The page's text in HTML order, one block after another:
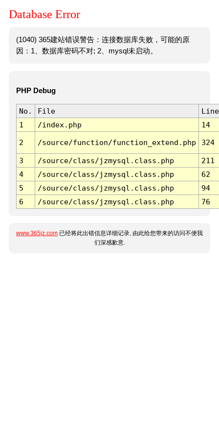
Database Error
(1040) 365建站错误警告：连接数据库失败，可能的原
因：1、数据库密码不对; 2、mysql未启动。
PHP Debug
No. File
Line
1
/index.php 14
2 /source/function/function_extend.php 324
3 /source/class/jzmysql.class.php
211
4
/source/class/jzmysql.class.php
62
5
/source/class/jzmysql.class.php
94
6
/source/class/jzmysql.class.php 76
www.365jz.com 已经将此出错信息详细记录, 由此给您带来的访问不便我
们深感歉意.